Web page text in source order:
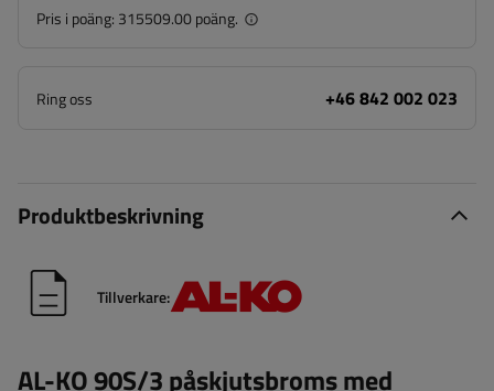
Pris i poäng: 315509.00 poäng.
Ring oss +46 842 002 023
Produktbeskrivning
Tillverkare:
AL-KO 90S/3 påskjutsbroms med